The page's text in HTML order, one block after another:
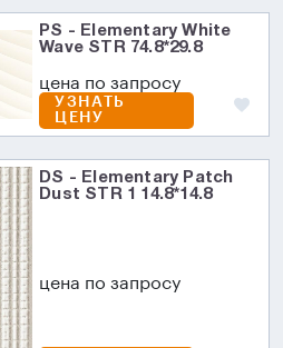
PS - Elementary White
Wave STR 74.8*29.8
цена по запросу
УЗНАТЬ
ЦЕНУ
DS - Elementary Patch
Dust STR 1 14.8*14.8
цена по запросу